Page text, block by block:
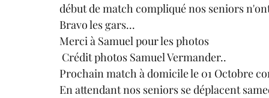
début de match compliqué nos seniors
Bravo les gars...
Merci à Samuel pour les photos
Crédit photos Samuel Vermander..
Prochain match à domicile le 01 Octobre
En attendant nos seniors se déplacent